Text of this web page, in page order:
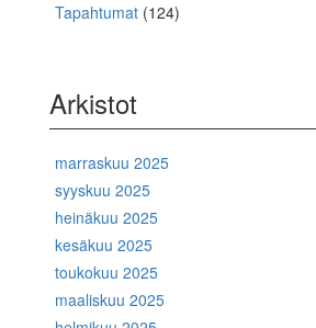
Tapahtumat (124)
Arkistot
marraskuu 2025
syyskuu 2025
heinäkuu 2025
kesäkuu 2025
toukokuu 2025
maaliskuu 2025